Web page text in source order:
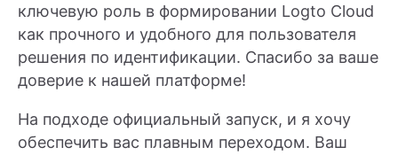
ключевую роль в формировании Logto Cloud
как прочного и удобного для пользователя
решения по идентификации. Спасибо за ваше
доверие к нашей платформе!
На подходе официальный запуск, и я хочу
обеспечить вас плавным переходом. Ваш